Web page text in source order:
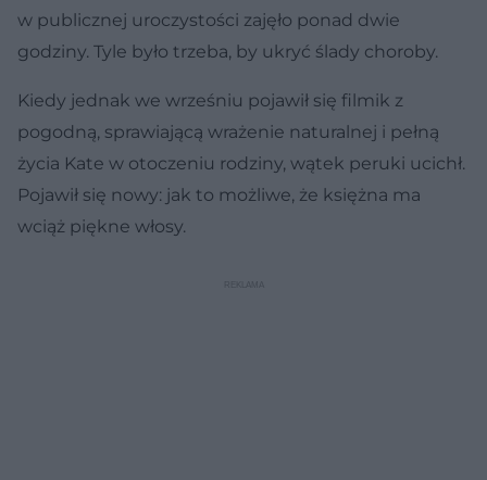
w publicznej uroczystości zajęło ponad dwie
godziny. Tyle było trzeba, by ukryć ślady choroby.
Kiedy jednak we wrześniu pojawił się filmik z
pogodną, sprawiającą wrażenie naturalnej i pełną
życia Kate w otoczeniu rodziny, wątek peruki ucichł.
Pojawił się nowy: jak to możliwe, że księżna ma
wciąż piękne włosy.